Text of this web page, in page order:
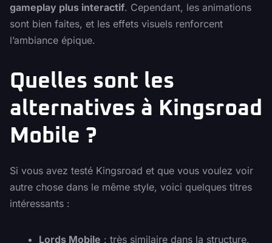
gameplay plus interactif. Cependant, les animations
sont bien faites, et les effets visuels renforcent
l’ambiance épique.
Quelles sont les
alternatives à Kingsroad
Mobile ?
Si vous avez testé Kingsroad et que vous voulez voir
autre chose dans le même style, voici quelques titres
intéressants :
Lords Mobile : très similaire dans la structure,